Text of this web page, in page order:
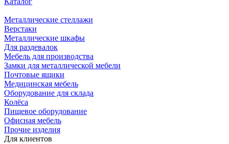
Металлические стеллажи
Верстаки
Металлические шкафы
Для раздевалок
Мебель для производства
Замки для металлической мебели
Почтовые ящики
Медицинская мебель
Оборудование для склада
Колёса
Пищевое оборудование
Офисная мебель
Прочие изделия
Для клиентов